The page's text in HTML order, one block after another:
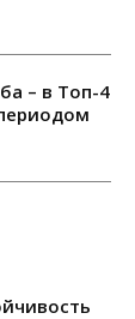
– в Топ-4